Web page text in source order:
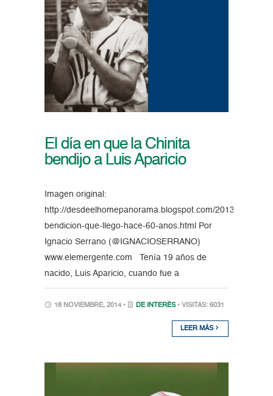
El día en que la Chinita
bendijo a Luis Aparicio
Imagen original:
http://desdeelhomepanorama.blogspot.com/2013/11/la-
bendicion-que-llego-hace-60-anos.html Por
Ignacio Serrano (@IGNACIOSERRANO)
www.elemergente.com Tenía 19 años de
nacido, Luis Aparicio, cuando fue a
18 NOVIEMBRE, 2014 • DE INTERÉS • VISITAS: 6031
LEER MÁS